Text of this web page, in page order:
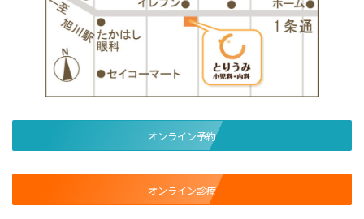
オンライン予約
オンライン診療